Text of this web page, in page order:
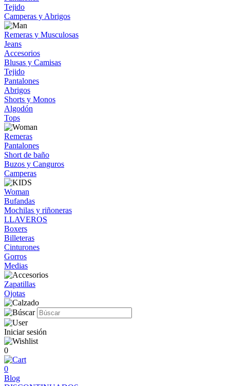
Tejido
Camperas y Abrigos
Remeras y Musculosas
Jeans
Accesorios
Blusas y Camisas
Tejido
Pantalones
Abrigos
Shorts y Monos
Algodón
Tops
Remeras
Pantalones
Short de baño
Buzos y Canguros
Camperas
Woman
Bufandas
Mochilas y riñoneras
LLAVEROS
Boxers
Billeteras
Cinturones
Gorros
Medias
Zapatillas
Ojotas
Iniciar sesión
0
0
Blog